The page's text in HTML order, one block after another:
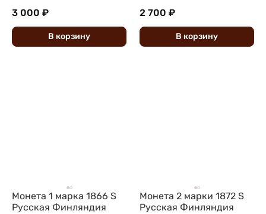
3 000 ₽
В корзину
2 700 ₽
В корзину
Монета 1 марка 1866 S
Русская Финляндия
Монета 2 марки 1872 S
Русская Финляндия